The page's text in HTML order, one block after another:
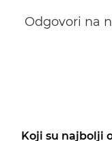
Odgovori na
Koji su najbolji